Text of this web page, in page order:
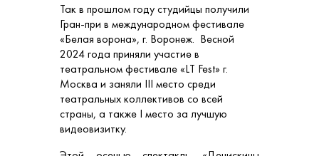
Так в прошлом году студийцы получили
Гран-при в международном фестивале
«Белая ворона», г. Воронеж. Весной
2024 года приняли участие в
театральном фестивале «LT Fest» г.
Москва и заняли III место среди
театральных коллективов со всей
страны, а также I место за лучшую
видеовизитку.